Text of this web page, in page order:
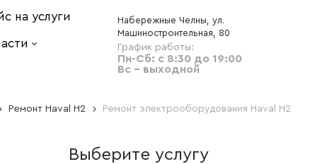
на услуги
Набережные Челны, ул.
Машиностроительная, 80
Пн-Сб: с 8:30 до 19:00
Вс - выходной
Ремонт Haval H2 Ремонт электрооборудования Haval H2
Выберите услугу